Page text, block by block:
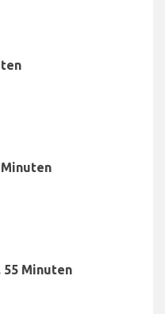
55 Minuten